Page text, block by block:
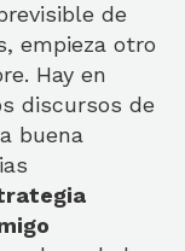
de
empieza otro
Hay en
discursos de
buena